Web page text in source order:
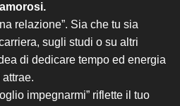
relazione”. Sia che tu sia
sugli studi o su altri
di dedicare tempo ed energia
impegnarmi” riflette il tuo